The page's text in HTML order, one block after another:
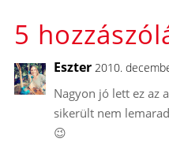
5
Eszter 2010.
Nagyon jó lett ez az
sikerült nem
😉